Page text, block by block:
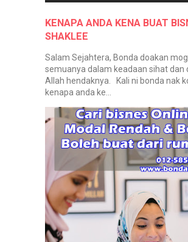
KENAPA ANDA KENA BUAT
SHAKLEE
Salam Sejahtera, Bonda doakan
semuanya dalam keadaan sihat dan
Allah hendaknya. Kali ni bonda nak
kenapa anda ke...